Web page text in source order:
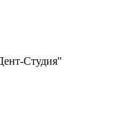
Студия"